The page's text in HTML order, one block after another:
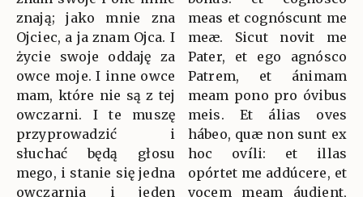
znają; jako mnie zna
Ojciec, a ja znam Ojca. I
życie swoje oddaję za
owce moje. I inne owce
mam, które nie są z tej
owczarni. I te muszę
przyprowadzić i
słuchać będą głosu
mego, i stanie się jedna
owczarnia i jeden
meas et cognóscunt me
meæ. Sicut novit me
Pater, et ego agnósco
Patrem, et ánimam
meam pono pro óvibus
meis. Et álias oves
hábeo, quæ non sunt ex
hoc ovíli: et illas
opórtet me addúcere, et
vocem meam áudient,